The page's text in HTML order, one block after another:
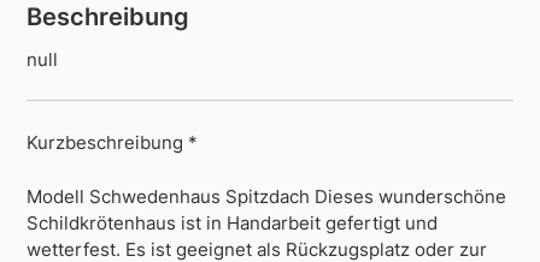
Beschreibung
null
Kurzbeschreibung *
Modell Schwedenhaus Spitzdach Dieses wunderschöne
Schildkrötenhaus ist in Handarbeit gefertigt und
wetterfest. Es ist geeignet als Rückzugsplatz oder zur